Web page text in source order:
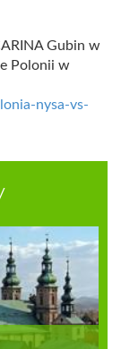
Gubin w
Polonii w
nysa-vs-